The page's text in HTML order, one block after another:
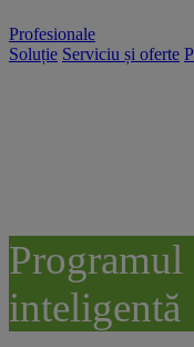
Profesionale
Soluție Serviciu și oferte
Programul
inteligentă